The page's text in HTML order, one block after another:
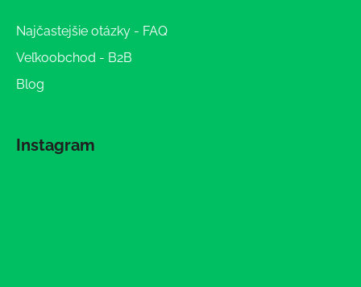
Najčastejšie otázky - FAQ
Veľkoobchod - B2B
Blog
Instagram